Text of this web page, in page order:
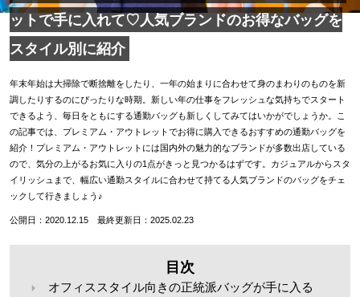
ットで手に入れて♡人気ブランドのお得なバッグを
スタイル別に紹介
年末年始は大掃除で断捨離をしたり、一年の始まりに合わせて身のまわりのものを新
調したりするのにぴったりな時期。新しい年の仕事をフレッシュな気持ちでスタート
できるよう、毎日をともにする通勤バッグも新しくしてみてはいかがでしょうか。こ
の記事では、プレミアム・アウトレットでお得に購入できるおすすめの通勤バッグを
紹介！プレミアム・アウトレットには国内外の魅力的なブランドが多数出店している
ので、気分の上がるお気に入りの1点がきっと見つかるはずです。カジュアルからスタ
イリッシュまで、幅広い通勤スタイルに合わせて持てる人気ブランドのバッグをチェ
ックして行きましょう♪
公開日：2020.12.15 最終更新日：2025.02.23
目次
オフィススタイル向きの正統派バッグが手に入る